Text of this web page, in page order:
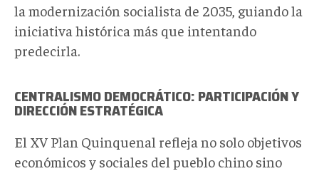
la modernización socialista de 2035, guiando la
iniciativa histórica más que intentando
predecirla.
CENTRALISMO DEMOCRÁTICO: PARTICIPACIÓN Y
DIRECCIÓN ESTRATÉGICA
El XV Plan Quinquenal refleja no solo objetivos
económicos y sociales del pueblo chino sino